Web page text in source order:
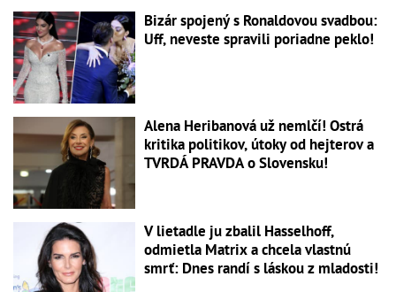
Bizár spojený s Ronaldovou svadbou:
Uff, neveste spravili poriadne peklo!
Alena Heribanová už nemlčí! Ostrá
kritika politikov, útoky od hejterov a
TVRDÁ PRAVDA o Slovensku!
V lietadle ju zbalil Hasselhoff,
odmietla Matrix a chcela vlastnú
smrť: Dnes randí s láskou z mladosti!